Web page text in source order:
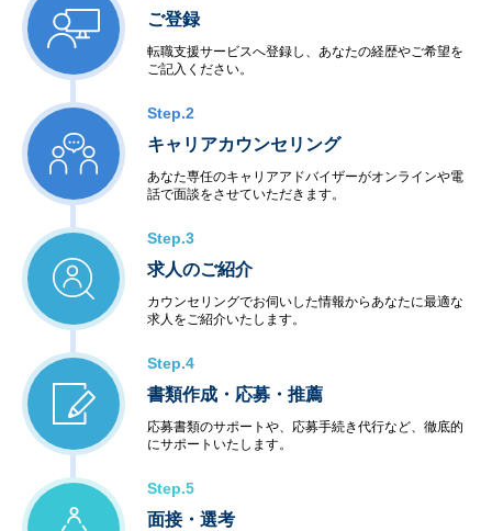
ご登録
転職支援サービスへ登録し、あなたの経歴やご希望を
ご記入ください。
Step.2
キャリアカウンセリング
あなた専任のキャリアアドバイザーがオンラインや電
話で面談をさせていただきます。
Step.3
求人のご紹介
カウンセリングでお伺いした情報からあなたに最適な
求人をご紹介いたします。
Step.4
書類作成・応募・推薦
応募書類のサポートや、応募手続き代行など、徹底的
にサポートいたします。
Step.5
面接・選考